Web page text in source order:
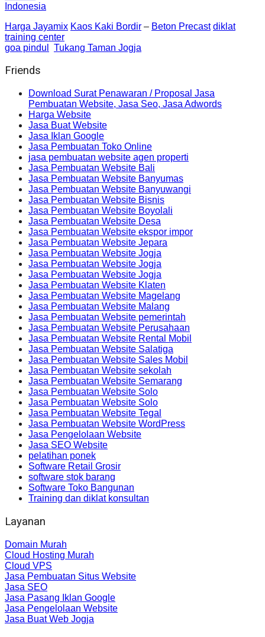
Indonesia
Harga Jayamix Kaos Kaki Bordir – Beton Precast diklat
training center
goa pindul
Tukang Taman Jogja
Friends
Download Surat Penawaran / Proposal Jasa
Pembuatan Website, Jasa Seo, Jasa Adwords
Harga Website
Jasa Buat Website
Jasa Iklan Google
Jasa Pembuatan Toko Online
jasa pembuatan website agen properti
Jasa Pembuatan Website Bali
Jasa Pembuatan Website Banyumas
Jasa Pembuatan Website Banyuwangi
Jasa Pembuatan Website Bisnis
Jasa Pembuatan Website Boyolali
Jasa Pembuatan Website Desa
Jasa Pembuatan Website ekspor impor
Jasa Pembuatan Website Jepara
Jasa Pembuatan Website Jogja
Jasa Pembuatan Website Jogja
Jasa Pembuatan Website Jogja
Jasa Pembuatan Website Klaten
Jasa Pembuatan Website Magelang
Jasa Pembuatan Website Malang
Jasa Pembuatan Website pemerintah
Jasa Pembuatan Website Perusahaan
Jasa Pembuatan Website Rental Mobil
Jasa Pembuatan Website Salatiga
Jasa Pembuatan Website Sales Mobil
Jasa Pembuatan Website sekolah
Jasa Pembuatan Website Semarang
Jasa Pembuatan Website Solo
Jasa Pembuatan Website Solo
Jasa Pembuatan Website Tegal
Jasa Pembuatan Website WordPress
Jasa Pengelolaan Website
Jasa SEO Website
pelatihan ponek
Software Retail Grosir
software stok barang
Software Toko Bangunan
Training dan diklat konsultan
Layanan
Domain Murah
Cloud Hosting Murah
Cloud VPS
Jasa Pembuatan Situs Website
Jasa SEO
Jasa Pasang Iklan Google
Jasa Pengelolaan Website
Jasa Buat Web Jogja